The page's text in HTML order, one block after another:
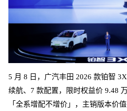
5 月 8 日，广汽丰田 2026 款铂智
续航、7 款配置，限时权益价 9.48
「全系增配不增价」，主销版本价